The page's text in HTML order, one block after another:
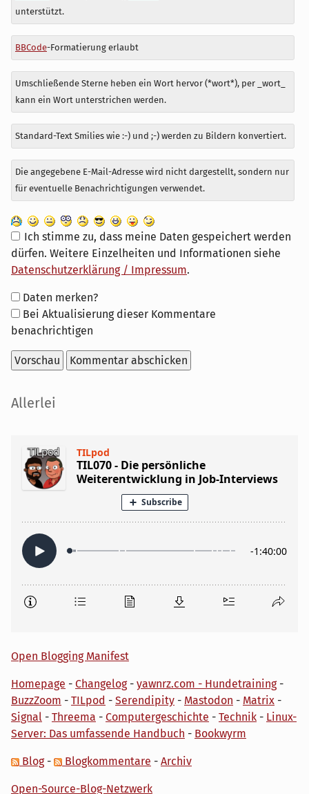
zu
unterstützt.
BBCode-Formatierung erlaubt
Umschließende Sterne heben ein Wort hervor (*wort*), per _wort_
kann ein Wort unterstrichen werden.
Standard-Text Smilies wie :-) und ;-) werden zu Bildern konvertiert.
Die angegebene E-Mail-Adresse wird nicht dargestellt, sondern nur
für eventuelle Benachrichtigungen verwendet.
Ich stimme zu, dass meine Daten gespeichert werden
dürfen. Weitere Einzelheiten und Informationen siehe
Datenschutzerklärung / Impressum.
Formular-
Optionen
Daten merken?
Bei Aktualisierung dieser Kommentare
benachrichtigen
Seitenleiste
Allerlei
Open Blogging Manifest
Homepage - Changelog- yawnrz.com - Hundetraining-
BuzzZoom - TILpod - Serendipity - Mastodon - Matrix -
Signal - Threema - Computergeschichte - Technik - Linux-
Server: Das umfassende Handbuch - Bookwyrm
Blog- Blogkommentare - Archiv
Open-Source-Blog-Netzwerk